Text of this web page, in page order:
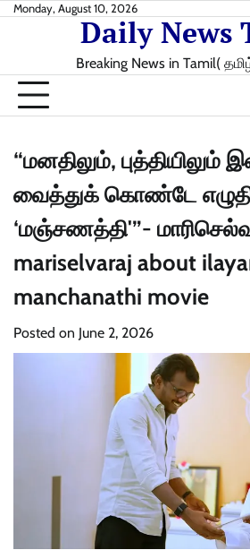
SkipMonday, August 10, 2026
Daily News
Breaking News in Tamil(
“மனதிலும்,
வைத்துக் கொண்டே
‘மஞ்சணத்தி'”-
mariselvaraj about
manchanathi movie
Posted on June 2, 2026